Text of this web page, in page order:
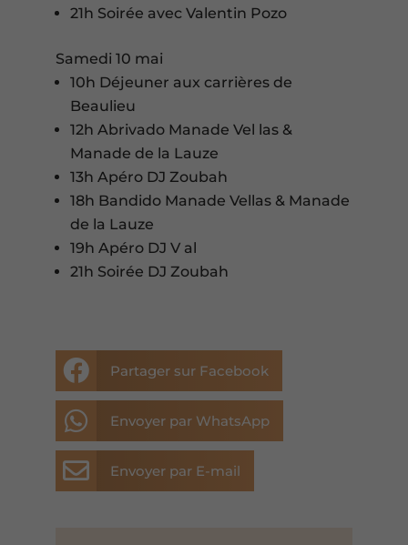
21h Soirée avec Valentin Pozo
Samedi 10 mai
10h Déjeuner aux carrières de
Beaulieu
12h Abrivado Manade Vel las &
Manade de la Lauze
13h Apéro DJ Zoubah
18h Bandido Manade Vellas & Manade
de la Lauze
19h Apéro DJ V al
21h Soirée DJ Zoubah
 Partager sur Facebook
 Envoyer par WhatsApp
 Envoyer par E-mail